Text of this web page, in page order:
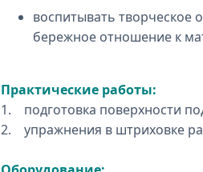
воспитывать творческое
бережное отношение к
Практические работы:
1. подготовка поверхности
2. упражнения в штриховке